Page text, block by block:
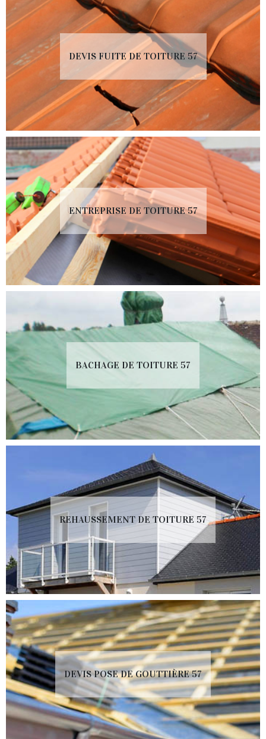
DEVIS FUITE DE TOITURE 57
ENTREPRISE DE TOITURE 57
BACHAGE DE TOITURE 57
REHAUSSEMENT DE TOITURE 57
DEVIS POSE DE GOUTTIÈRE 57